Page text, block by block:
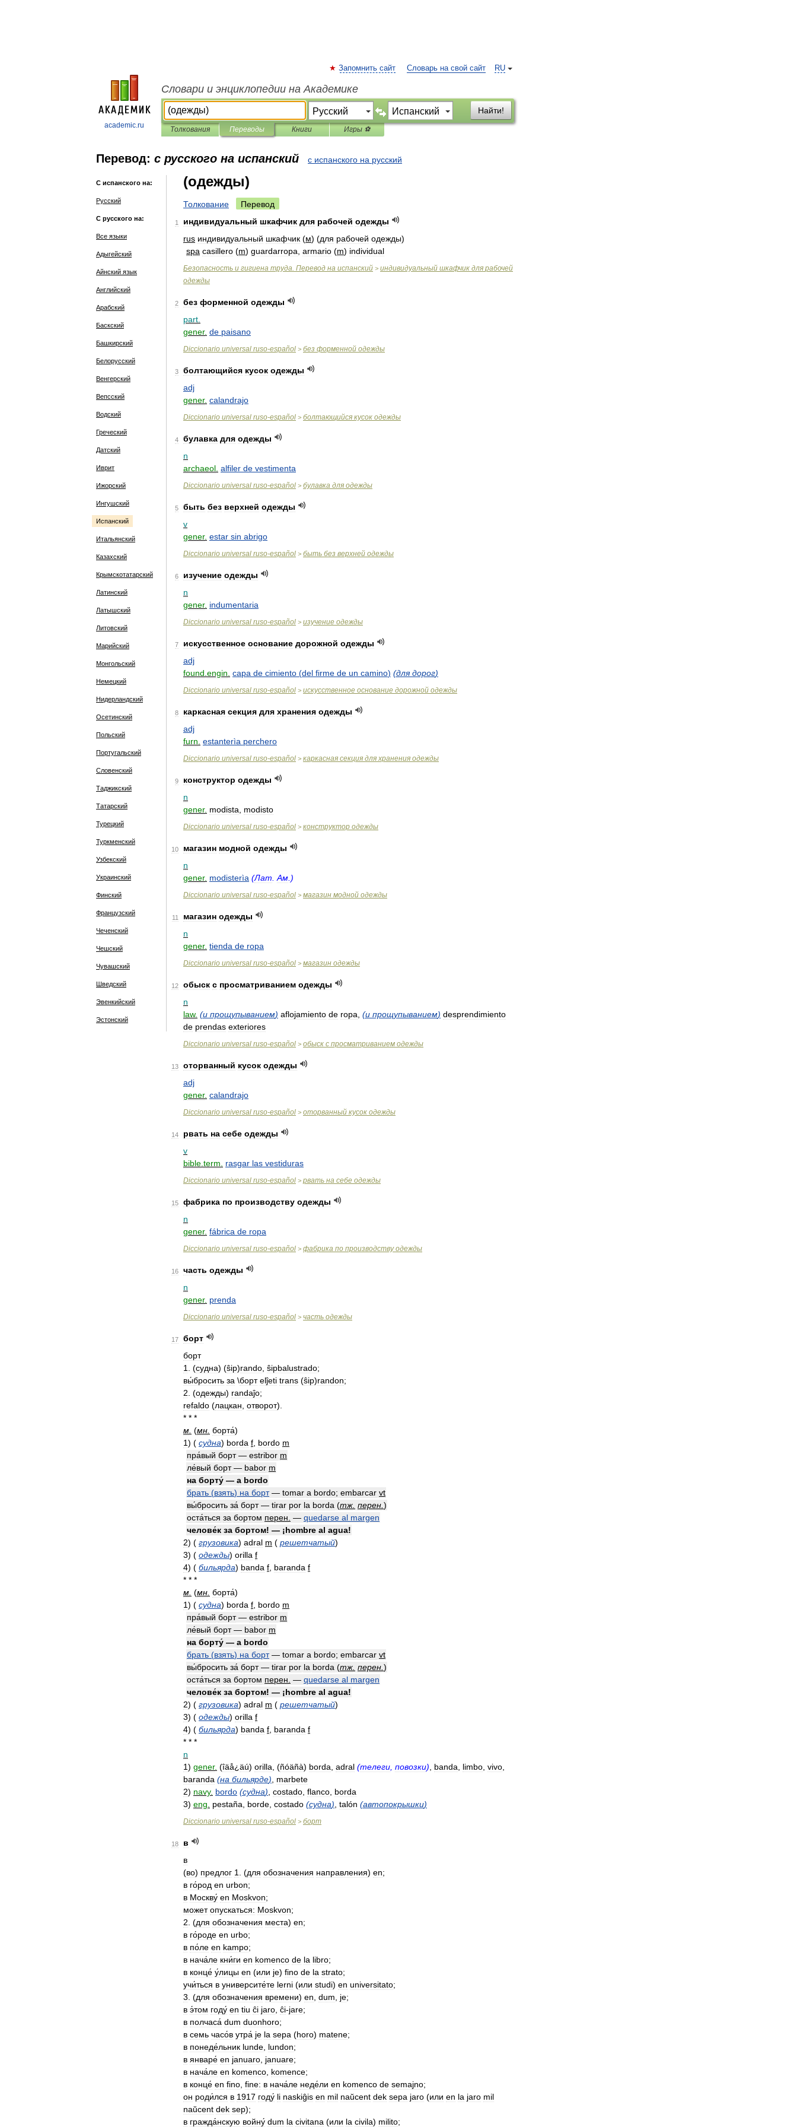
academic.ru
RU
Запомнить сайт Словарь на свой сайт
Словари и энциклопедии на Академике
Найти!
Толкования Переводы Книги Игры ⚽
Перевод: с русского на испанский с испанского на русский
С испанского на:
Русский
С русского на:
Все языки
Адыгейский
Айнский язык
Английский
Арабский
Баскский
Башкирский
Белорусский
Венгерский
Вепсский
Водский
Греческий
Датский
Иврит
Ижорский
Ингушский
Испанский
Итальянский
Казахский
Крымскотатарский
Латинский
Латышский
Литовский
Марийский
Монгольский
Немецкий
Нидерландский
Осетинский
Польский
Португальский
Словенский
Таджикский
Татарский
Турецкий
Туркменский
Узбекский
Украинский
Финский
Французский
Чеченский
Чешский
Чувашский
Шведский
Эвенкийский
Эстонский
(одежды)
Толкование Перевод
1 индивидуальный шкафчик для рабочей одежды
rus индивидуальный шкафчик (м) (для рабочей одежды)
spa casillero (m) guardarropa armario (m) individual
Безопасность и гигиена труда. Перевод на испанский > индивидуальный шкафчик для рабочей
одежды
2 без форменной одежды
part
gener. de paisano
Diccionario universal ruso-español > без форменной одежды
3 болтающийся кусок одежды
adj
gener. calandrajo
Diccionario universal ruso-español > болтающийся кусок одежды
4 булавка для одежды
n
archaeol alfiler de vestimenta
Diccionario universal ruso-español > булавка для одежды
5 быть без верхней одежды
v
gener. estar sin abrigo
Diccionario universal ruso-español > быть без верхней одежды
6 изучение одежды
n
gener. indumentaria
Diccionario universal ruso-español > изучение одежды
7 искусственное основание дорожной одежды
adj
found engin capa de cimiento (del firme de un camino) (для дорог)
Diccionario universal ruso-español > искусственное основание дорожной одежды
8 каркасная секция для хранения одежды
adj
furn estanterìa perchero
Diccionario universal ruso-español > каркасная секция для хранения одежды
9 конструктор одежды
n
gener. modista modisto
Diccionario universal ruso-español > конструктор одежды
10 магазин модной одежды
n
gener. modisterìa (Лат Ам .)
Diccionario universal ruso-español > магазин модной одежды
11 магазин одежды
n
gener. tienda de ropa
Diccionario universal ruso-español > магазин одежды
12 обыск с просматриванием одежды
n
law. (и прощупыванием) aflojamiento de ropa (и прощупыванием) desprendimiento
de prendas exteriores
Diccionario universal ruso-español > обыск с просматриванием одежды
13 оторванный кусок одежды
adj
gener. calandrajo
Diccionario universal ruso-español > оторванный кусок одежды
14 рвать на себе одежды
v
bible term rasgar las vestiduras
Diccionario universal ruso-español > рвать на себе одежды
15 фабрика по производству одежды
n
gener. fábrica de ropa
Diccionario universal ruso-español > фабрика по производству одежды
16 часть одежды
n
gener. prenda
Diccionario universal ruso-español > часть одежды
17
борт
борт
1
. (судна) (ŝip)rando ŝipbalustrado;
вы́бросить за \борт elĵeti trans (ŝip)randon;
2 . (одежды) randaĵo;
refaldo (лацкан отворот).
* * *
м (мн борта́)
1) ( судна) borda f bordo m
пра́вый борт— estribor m
ле́вый борт— babor m
на борту́ — a bordo
брать (взять) на борт— tomar a bordo; embarcar vt
вы́бросить за́ борт— tirar por la borda (тж перен )
оста́ться за бортом перен — quedarse al margen
челове́к за бортом! — ¡hombre al agua!
2) ( грузовика) adral m ( решетчатый)
3) ( одежды) orilla f
4) ( бильярда) banda f baranda f
* * *
м (мн борта́)
1) ( судна) borda f bordo m
пра́вый борт— estribor m
ле́вый борт— babor m
на борту́ — a bordo
брать (взять) на борт— tomar a bordo; embarcar vt
вы́бросить за́ борт— tirar por la borda (тж перен )
оста́ться за бортом перен — quedarse al margen
челове́к за бортом! — ¡hombre al agua!
2) ( грузовика) adral m ( решетчатый)
3) ( одежды) orilla f
4) ( бильярда) banda f baranda f
* * *
n
1) gener. (îäå¿äú) orilla , (ñóäñà) borda adral (телеги повозки) banda limbo vivo
baranda (на бильярде)
marbete
2) navy. bordo (судна) costado flanco borda
3) eng pestaña borde costado (судна) talón (автопокрышки)
Diccionario universal ruso-español > борт
18
в
в
(во) предлог 1 . (для обозначения направления) en;
в го́род en urbon;
в Москву́ en Moskvon;
может опускаться: Moskvon;
2 . (для обозначения места) en;
в го́роде en urbo;
в по́ле en kampo;
в нача́ле кни́ги en komenco de la libro;
в конце́ у́лицы en (или je) fino de la strato;
учи́ться в университе́те lerni (или studi) en universitato;
3 . (для обозначения времени) en dum je;
в э́том году́ en tiu ĉi jaro ĉi-jare;
в полчаса́ dum duonhoro;
в семь часо́в утра́ je la sepa (horo) matene;
в понеде́льник lunde lundon;
в январе́ en januaro januare;
в нача́ле en komenco komence;
в конце́ en fino fine: в нача́ле неде́ли en komenco de semajno;
он роди́лся в 1917 году́ li naskiĝis en mil naŭcent dek sepa jaro (или en la jaro mil
naŭcent dek sep);
в гражда́нскую войну́ dum la civitana (или la civila) milito;